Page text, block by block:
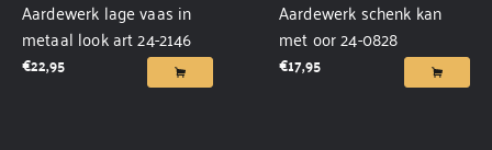
Aardewerk lage vaas in
metaal look art 24-2146
€22,95
Aardewerk schenk kan
met oor 24-0828
€17,95